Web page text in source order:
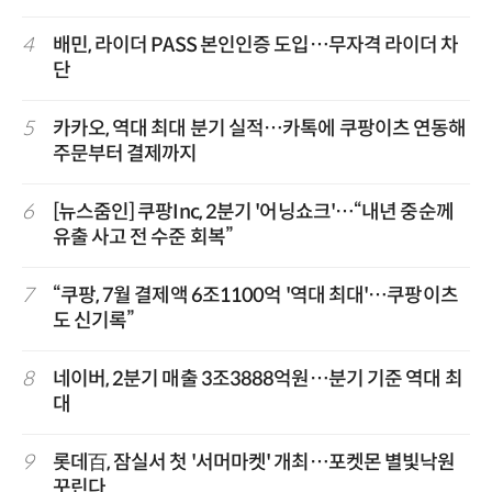
4
배민, 라이더 PASS 본인인증 도입…무자격 라이더 차
단
5
카카오, 역대 최대 분기 실적…카톡에 쿠팡이츠 연동해
주문부터 결제까지
6
[뉴스줌인] 쿠팡Inc, 2분기 '어닝쇼크'…“내년 중순께
유출 사고 전 수준 회복”
7
“쿠팡, 7월 결제액 6조1100억 '역대 최대'…쿠팡이츠
도 신기록”
8
네이버, 2분기 매출 3조3888억원…분기 기준 역대 최
대
9
롯데百, 잠실서 첫 '서머마켓' 개최…포켓몬 별빛낙원